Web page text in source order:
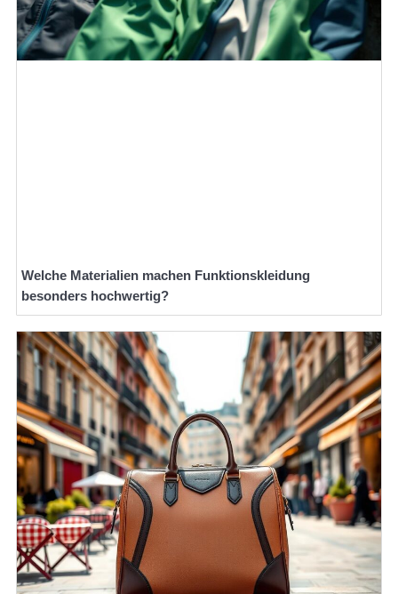
Welche Materialien machen Funktionskleidung
besonders hochwertig?